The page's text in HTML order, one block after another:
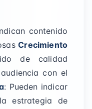
contenido
Crecimiento
de calidad
con el
: Pueden indicar
estrategia de